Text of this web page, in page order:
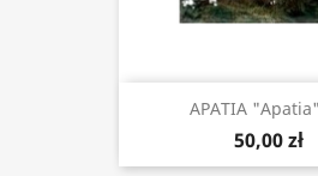
APATIA
50,00 zł